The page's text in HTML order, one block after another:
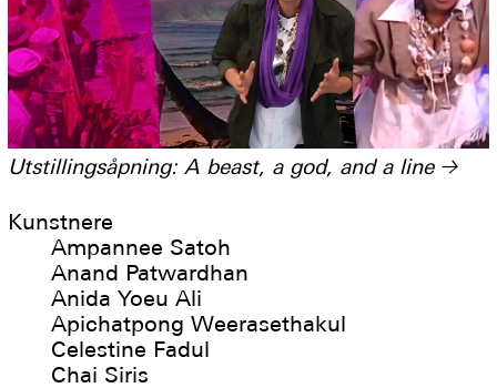
Utstillingsåpning: A beast, a god, and a line →
Kunstnere
Ampannee Satoh
Anand Patwardhan
Anida Yoeu Ali
Apichatpong Weerasethakul
Celestine Fadul
Chai Siris